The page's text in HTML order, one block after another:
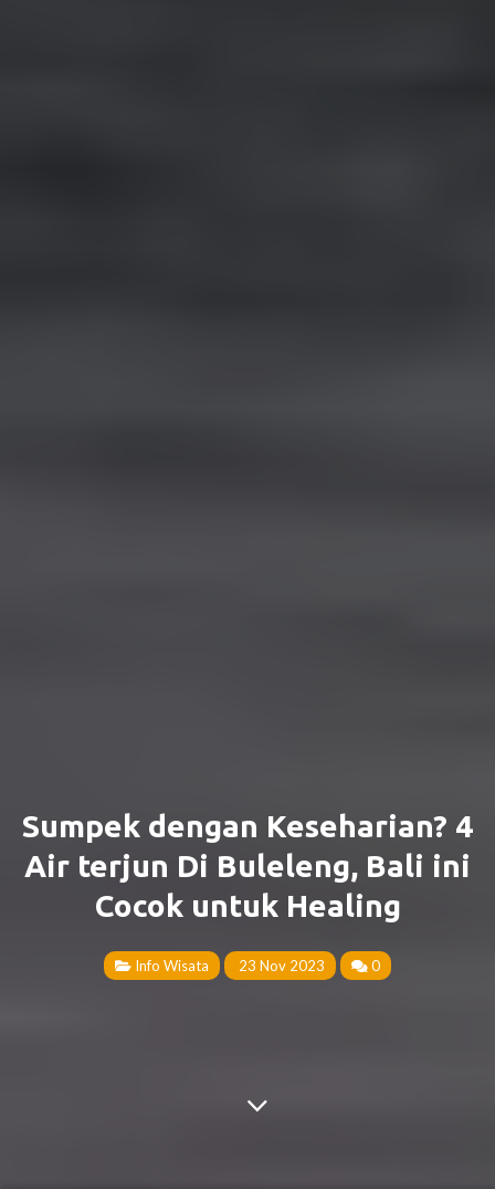
Sumpek dengan Keseharian? 4
Air terjun Di Buleleng, Bali ini
Cocok untuk Healing
Info Wisata 23 Nov 2023 0